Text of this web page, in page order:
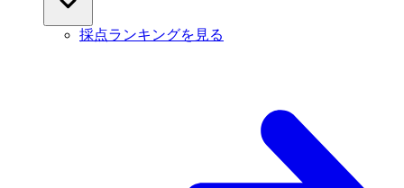
採点ランキングを見る